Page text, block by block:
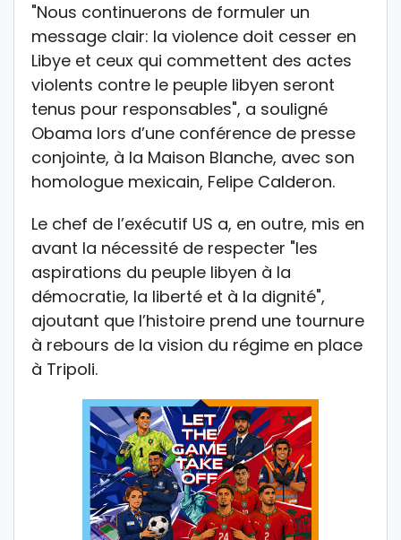
"Nous continuerons de formuler un
message clair: la violence doit cesser en
Libye et ceux qui commettent des actes
violents contre le peuple libyen seront
tenus pour responsables", a souligné
Obama lors d’une conférence de presse
conjointe, à la Maison Blanche, avec son
homologue mexicain, Felipe Calderon.
Le chef de l’exécutif US a, en outre, mis en
avant la nécessité de respecter "les
aspirations du peuple libyen à la
démocratie, la liberté et à la dignité",
ajoutant que l’histoire prend une tournure
à rebours de la vision du régime en place
à Tripoli.